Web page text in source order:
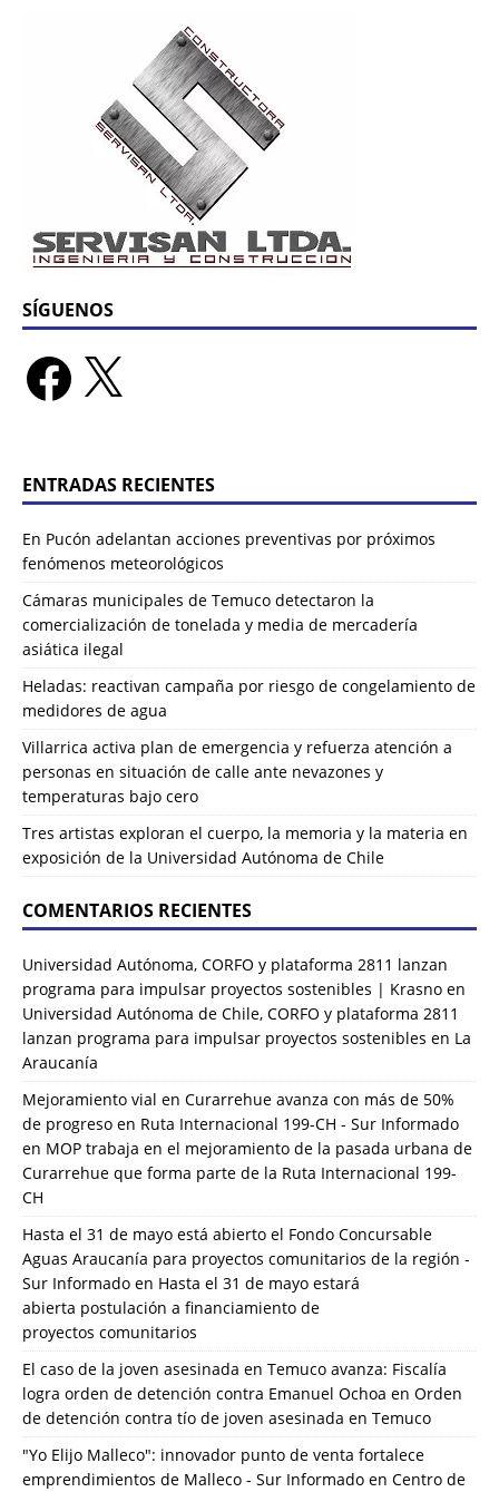
SÍGUENOS
ENTRADAS RECIENTES
En Pucón adelantan acciones preventivas por próximos
fenómenos meteorológicos
Cámaras municipales de Temuco detectaron la
comercialización de tonelada y media de mercadería
asiática ilegal
Heladas: reactivan campaña por riesgo de congelamiento de
medidores de agua
Villarrica activa plan de emergencia y refuerza atención a
personas en situación de calle ante nevazones y
temperaturas bajo cero
Tres artistas exploran el cuerpo, la memoria y la materia en
exposición de la Universidad Autónoma de Chile
COMENTARIOS RECIENTES
Universidad Autónoma, CORFO y plataforma 2811 lanzan
programa para impulsar proyectos sostenibles | Krasno en
Universidad Autónoma de Chile, CORFO y plataforma 2811
lanzan programa para impulsar proyectos sostenibles en La
Araucanía
Mejoramiento vial en Curarrehue avanza con más de 50%
de progreso en Ruta Internacional 199-CH - Sur Informado
en MOP trabaja en el mejoramiento de la pasada urbana de
Curarrehue que forma parte de la Ruta Internacional 199-
CH
Hasta el 31 de mayo está abierto el Fondo Concursable
Aguas Araucanía para proyectos comunitarios de la región -
Sur Informado en Hasta el 31 de mayo estará
abierta postulación a financiamiento de
proyectos comunitarios
El caso de la joven asesinada en Temuco avanza: Fiscalía
logra orden de detención contra Emanuel Ochoa en Orden
de detención contra tío de joven asesinada en Temuco
"Yo Elijo Malleco": innovador punto de venta fortalece
emprendimientos de Malleco - Sur Informado en Centro de